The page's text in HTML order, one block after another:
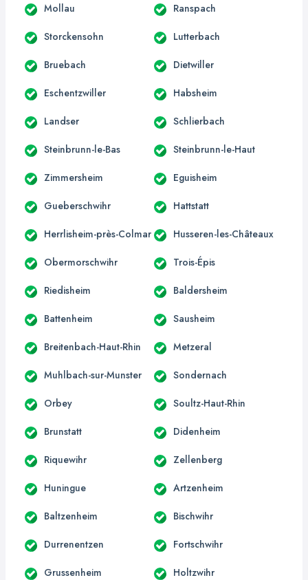
Mollau Ranspach
Storckensohn Lutterbach
Bruebach Dietwiller
Eschentzwiller Habsheim
Landser Schlierbach
Steinbrunn-le-Bas Steinbrunn-le-Haut
Zimmersheim Eguisheim
Gueberschwihr Hattstatt
Herrlisheim-près-Colmar Husseren-les-Châteaux
Obermorschwihr Trois-Épis
Riedisheim Baldersheim
Battenheim Sausheim
Breitenbach-Haut-Rhin Metzeral
Muhlbach-sur-Munster Sondernach
Orbey Soultz-Haut-Rhin
Brunstatt Didenheim
Riquewihr Zellenberg
Huningue Artzenheim
Baltzenheim Bischwihr
Durrenentzen Fortschwihr
Grussenheim Holtzwihr